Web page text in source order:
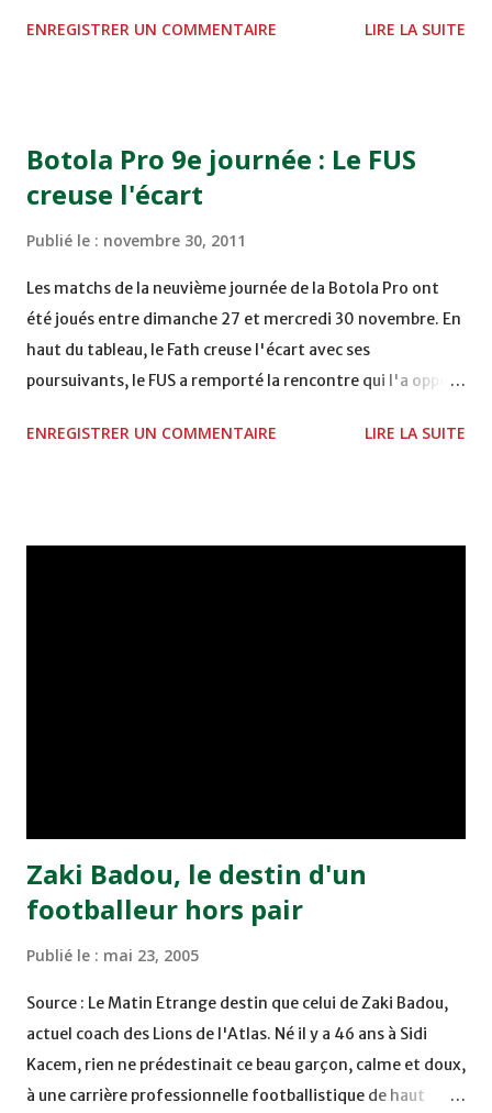
TERRAIN EL ABDI - EL JADIDA 16h30 OCK 0 - 1 HUSA
Mardi 06/12/2011 15H00 WAF - OCS au COMPLEXE SPORTIF
DE FES - FES WAC - MAS Reporté pour cause de finale de la
ENREGISTRER UN COMMENTAIRE LIRE LA SUITE
Botola Pro 9e journée : Le FUS
creuse l'écart
Publié le : novembre 30, 2011
Les matchs de la neuvième journée de la Botola Pro ont
été joués entre dimanche 27 et mercredi 30 novembre. En
haut du tableau, le Fath creuse l'écart avec ses
poursuivants, le FUS a remporté la rencontre qui l'a opposé
2, Badr Kachani a ouvert la marque à la 38e pour les
ENREGISTRER UN COMMENTAIRE LIRE LA SUITE
Zaki Badou, le destin d'un
footballeur hors pair
Publié le : mai 23, 2005
Source : Le Matin Etrange destin que celui de Zaki Badou,
actuel coach des Lions de l'Atlas. Né il y a 46 ans à Sidi
Kacem, rien ne prédestinait ce beau garçon, calme et doux,
à une carrière professionnelle footballistique de haut